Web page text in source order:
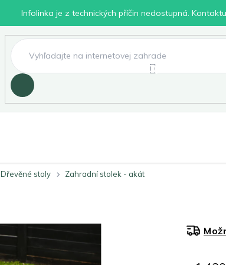
Infolinka je z technických příčin nedostupná.
Hledat
Dřevěné stoly Zahradní stolek - akát